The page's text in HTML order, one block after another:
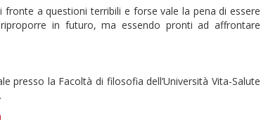
a questioni terribili e forse vale la pena di essere
in futuro, ma essendo pronti ad affrontare
presso la Facoltà di filosofia dell’Università Vita-Salute